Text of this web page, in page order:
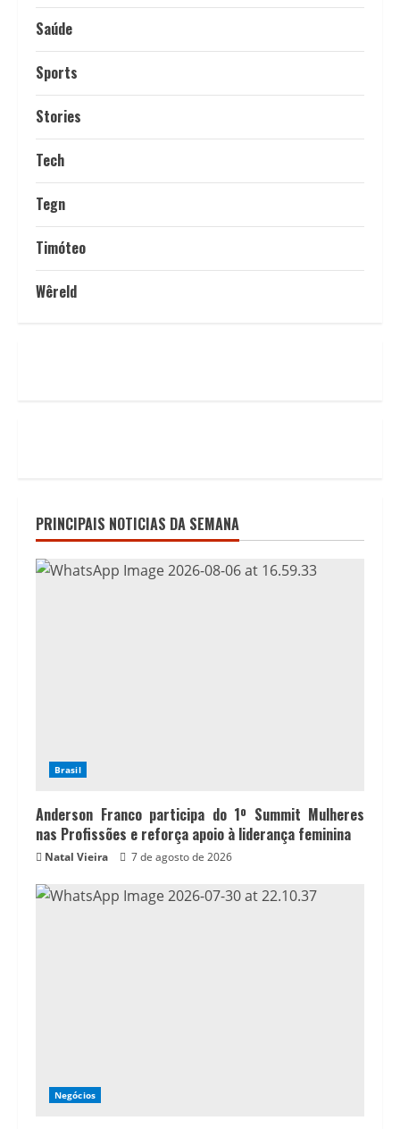
Saúde
Sports
Stories
Tech
Tegn
Timóteo
Wêreld
PRINCIPAIS NOTICIAS DA SEMANA
Brasil
Anderson Franco participa do 1º Summit Mulheres
nas Profissões e reforça apoio à liderança feminina
Natal Vieira 7 de agosto de 2026
Negócios